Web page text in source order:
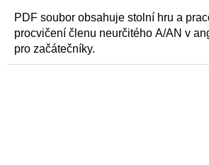
PDF soubor obsahuje stolní hru a
procvičení členu neurčitého A/AN v
pro začátečníky.